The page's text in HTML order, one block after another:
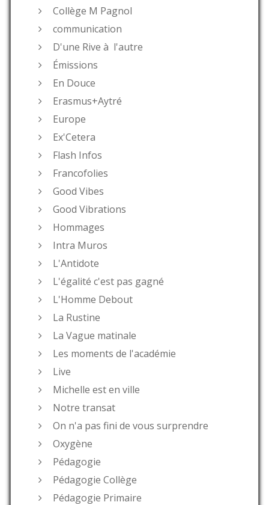
Collège M Pagnol
communication
D'une Rive à l'autre
Émissions
En Douce
Erasmus+Aytré
Europe
Ex'Cetera
Flash Infos
Francofolies
Good Vibes
Good Vibrations
Hommages
Intra Muros
L'Antidote
L'égalité c'est pas gagné
L'Homme Debout
La Rustine
La Vague matinale
Les moments de l'académie
Live
Michelle est en ville
Notre transat
On n'a pas fini de vous surprendre
Oxygène
Pédagogie
Pédagogie Collège
Pédagogie Primaire